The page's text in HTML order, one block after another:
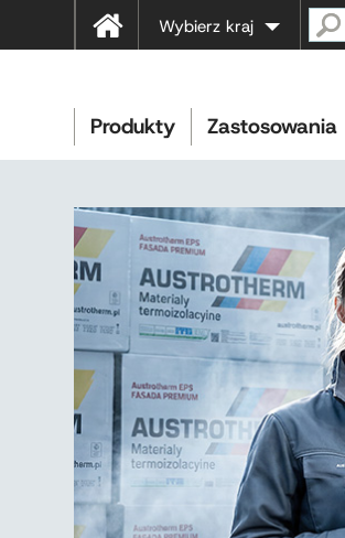
Wybierz kraj
Produkty Zastosowania